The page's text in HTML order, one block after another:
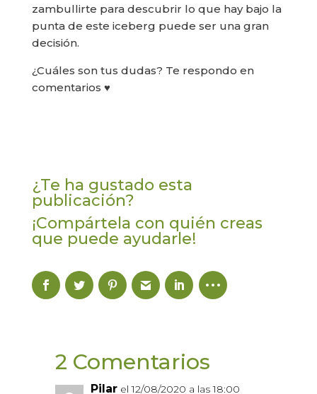
zambullirte para descubrir lo que hay bajo la
punta de este iceberg puede ser una gran
decisión.
¿Cuáles son tus dudas? Te respondo en
comentarios ♥
¿Te ha gustado esta
publicación?
¡Compártela con quién creas
que puede ayudarle!
2 Comentarios
Pilar el 12/08/2020 a las 18:00